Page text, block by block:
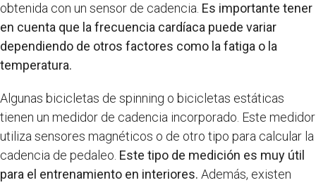
obtenida con un sensor de cadencia. Es importante tener
en cuenta que la frecuencia cardíaca puede variar
dependiendo de otros factores como la fatiga o la
temperatura.
Algunas bicicletas de spinning o bicicletas estáticas
tienen un medidor de cadencia incorporado. Este medidor
utiliza sensores magnéticos o de otro tipo para calcular la
cadencia de pedaleo. Este tipo de medición es muy útil
para el entrenamiento en interiores. Además, existen